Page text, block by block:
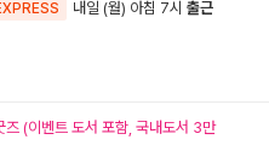
내일 (월) 아침 7시 출근
(이벤트 도서 포함, 국내도서 3만